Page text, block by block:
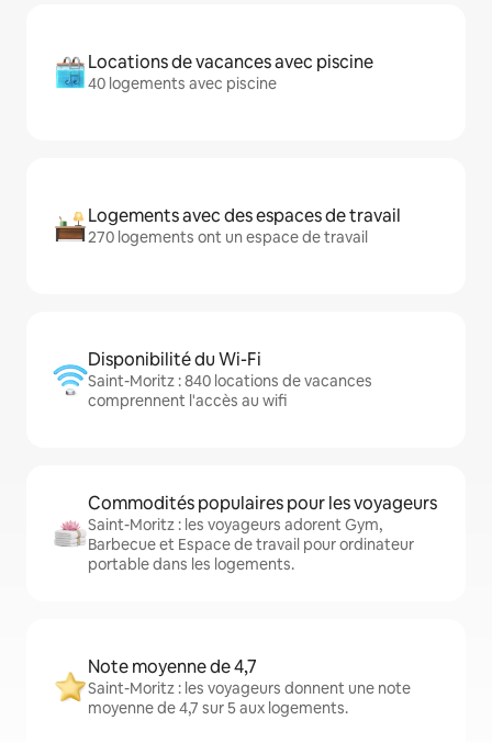
Locations de vacances avec piscine
40 logements avec piscine
Logements avec des espaces de travail
270 logements ont un espace de travail
Disponibilité du Wi-Fi
Saint-Moritz : 840 locations de vacances
comprennent l'accès au wifi
Commodités populaires pour les voyageurs
Saint-Moritz : les voyageurs adorent Gym,
Barbecue et Espace de travail pour ordinateur
portable dans les logements.
Note moyenne de 4,7
Saint-Moritz : les voyageurs donnent une note
moyenne de 4,7 sur 5 aux logements.